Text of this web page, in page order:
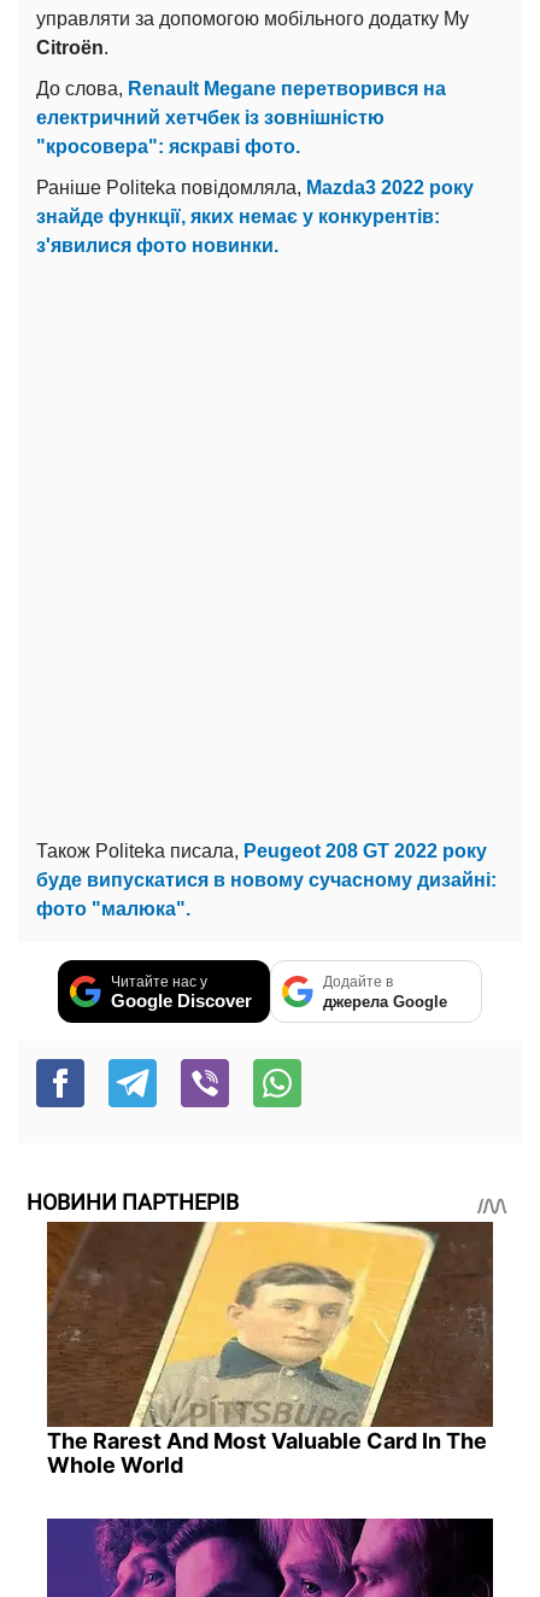
управляти за допомогою мобільного додатку My
Citroën.
До слова, Renault Megane перетворився на
електричний хетчбек із зовнішністю
"кросовера": яскраві фото.
Раніше Politeka повідомляла, Mazda3 2022 року
знайде функції, яких немає у конкурентів:
з'явилися фото новинки.
Також Politeka писала, Peugeot 208 GT 2022 року
буде випускатися в новому сучасному дизайні:
фото "малюка".
Читайте нас у
Google Discover
Додайте в
джерела Google
НОВИНИ ПАРТНЕРІВ
The Rarest And Most Valuable Card In The
Whole World